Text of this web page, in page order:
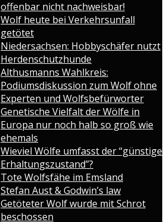
offenbar nicht nachweisbar!
Wolf heute bei Verkehrsunfall
getötet
Niedersachsen: Hobbyschäfer nutzt
Herdenschutzhunde
Althusmanns Wahlkreis:
Podiumsdiskussion zum Wolf ohne
Experten und Wolfsbefürworter
Genetische Vielfalt der Wölfe in
Europa nur noch halb so groß wie
ehemals
Wieviel Wölfe umfasst der “günstige
Erhaltungszustand”?
Tote Wolfsfähe im Emsland
Stefan Aust & Godwin’s law
Getöteter Wolf wurde mit Schrot
beschossen